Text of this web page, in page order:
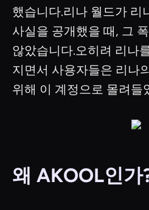
했습니다.리나 월드가 리
사실을 공개했을 때, 그
않았습니다.오히려 리나
지면서 사용자들은 리나
위해 이 계정으로 몰려들
왜 AKOOL인가